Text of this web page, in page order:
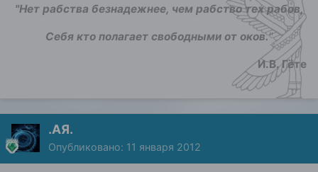
"Нет рабства безнадежнее, чем рабство тех рабов,
Себя кто полагает свободными от оков."
И.В. Гёте
.АЯ.
Опубликовано: 11 января 2012